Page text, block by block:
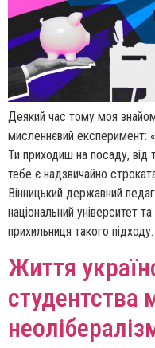
Деякий час тому моя
мисленнєвий експеримент:
Ти приходиш на посаду, від
тебе є надзвичайно
Вінницький державний
національний університет
прихильниця такого
Життя
студентства